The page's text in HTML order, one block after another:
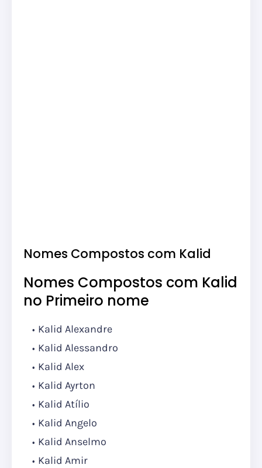
Nomes Compostos com Kalid
Nomes Compostos com Kalid
no Primeiro nome
Kalid Alexandre
Kalid Alessandro
Kalid Alex
Kalid Ayrton
Kalid Atílio
Kalid Angelo
Kalid Anselmo
Kalid Amir